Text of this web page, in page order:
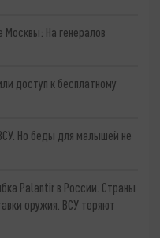
На генералов
доступ к бесплатному
Но беды для малышей не
Palantir в России. Страны
оружия. ВСУ теряют